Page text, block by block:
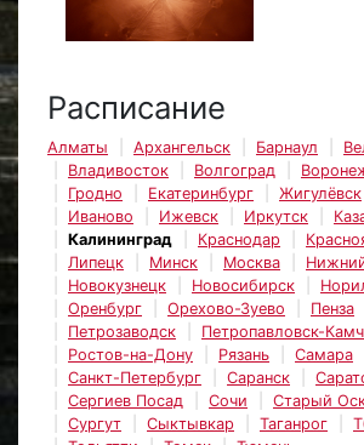
Расписание
Алматы Архангельск Барнаул
Владивосток
Волгоград
Гродно
Екатеринбург Жигулёвск
Иваново
Ижевск Иркутск
Калининград
Краснодар
Липецк
Минск Москва
Новокузнецк
Новосибирск
Оренбург
Орехово-Зуево Пенза
Петрозаводск
Петропавловск-
Ростов-на-Дону
Рязань
Самара
Санкт-Петербург
Саранск
Сергиев Посад
Сочи Старый
Сургут
Сыктывкар Таганрог